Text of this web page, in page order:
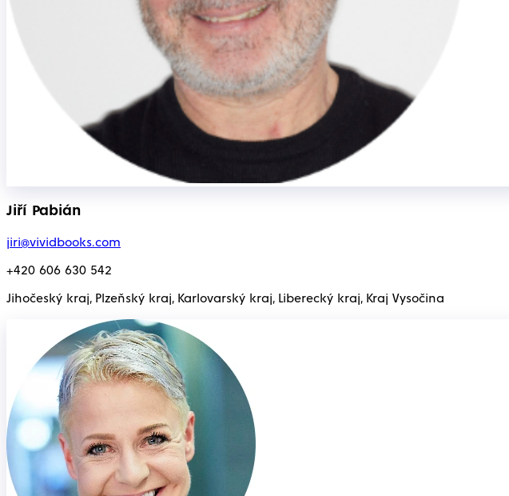
Jiří Pabián
jiri@vividbooks.com
+420 606 630 542
Jihočeský kraj, Plzeňský kraj, Karlovarský kraj, Liberecký kraj, Kraj Vysočina